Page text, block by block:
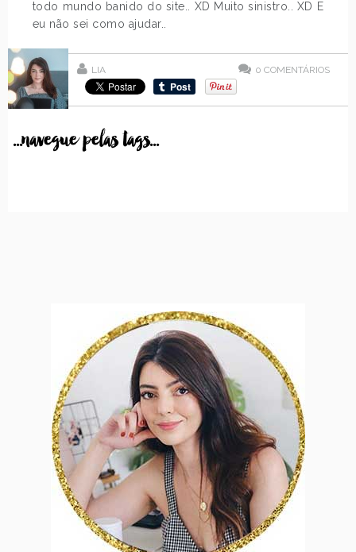
todo mundo banido do site.. XD Muito sinistro.. XD E
eu não sei como ajudar..
LIA 0 COMENTÁRIOS
...navegue pelas tags...